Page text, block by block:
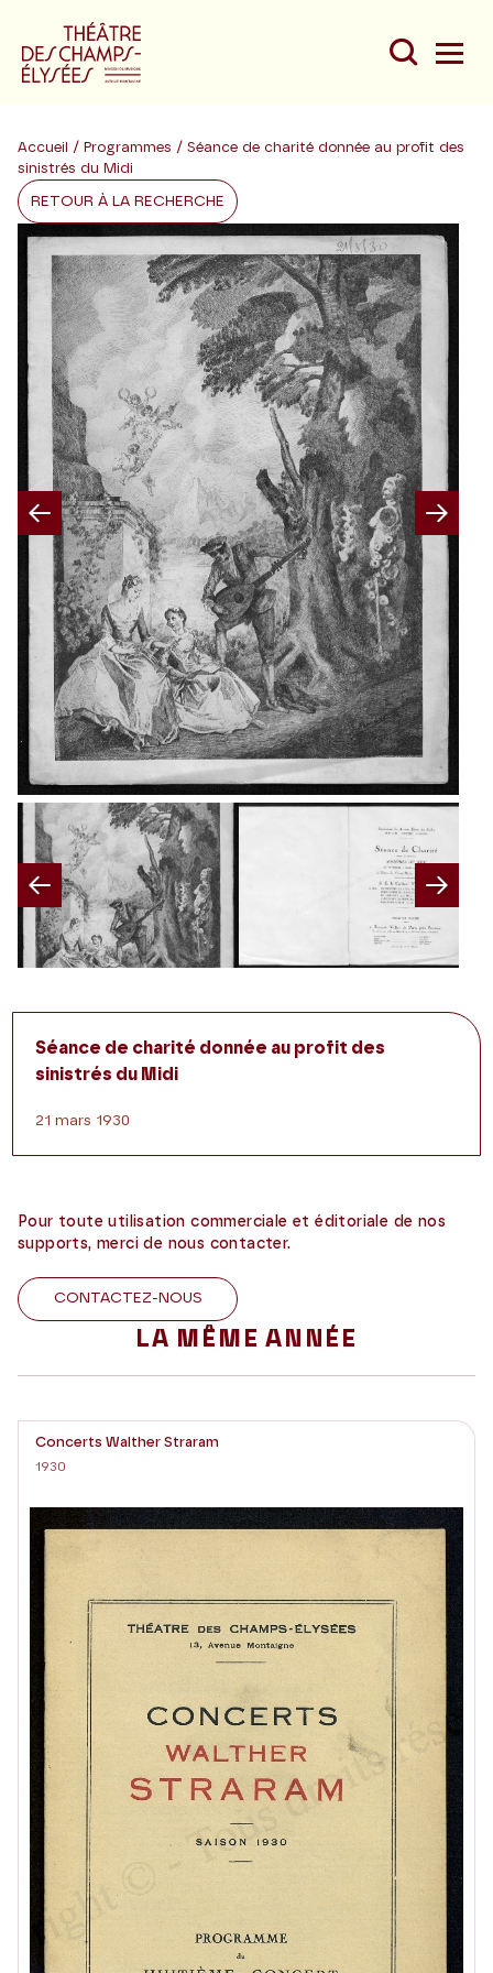
Du
Accueil / Programmes / Séance de charité donnée au profit des
sinistrés du Midi
RETOUR À LA RECHERCHE
Previous
Previous
Séance de charité donnée au profit des
sinistrés du Midi
21 mars 1930
Pour toute utilisation commerciale et éditoriale de nos
supports, merci de nous contacter.
CONTACTEZ-NOUS
LA MÊME ANNÉE
Concerts Walther Straram
1930